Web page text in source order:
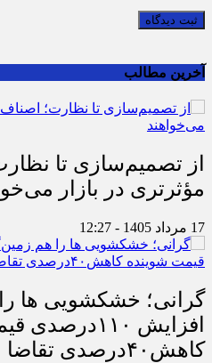
ثبت دیدگاه
آخرین مطالب
از تصمیم‌سازی تا
مؤثرتری در بازار
17 مرداد 1405 - 12:27
گرانی؛ خشکشویی‌ ها
افزایش
کاهش۴۰درصدی تقاضا